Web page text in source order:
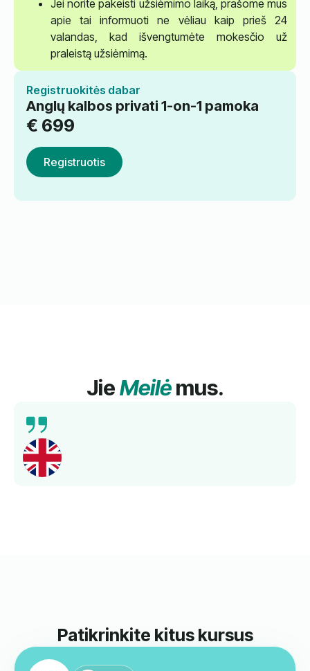
Jei norite pakeisti užsiėmimo laiką, prašome mus
apie tai informuoti ne vėliau kaip prieš 24
valandas, kad išvengtumėte mokesčio už
praleistą užsiėmimą.
Registruokitės dabar
Anglų kalbos privati 1-on-1 pamoka
€ 699
Registruotis
JieMeilėmus.
Išsamus mokymas, kompetentingi mokytojai ir
geresnis kalbos mokėjimas per trumpą laiką.
Rekomenduojama!